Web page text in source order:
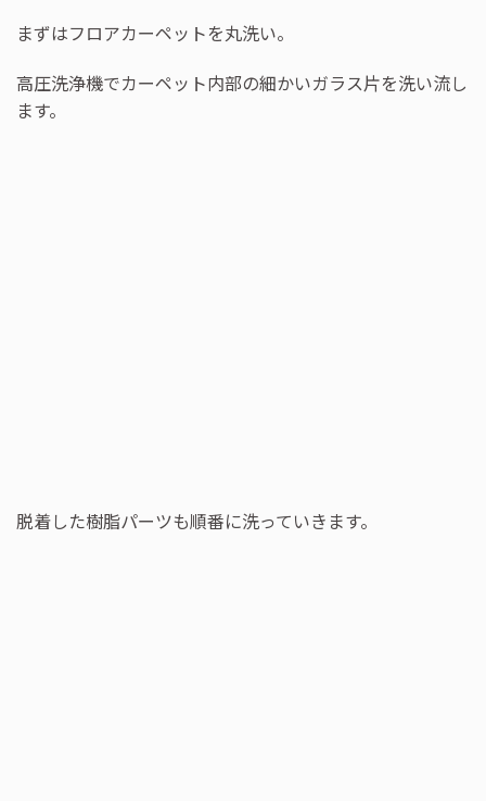
まずはフロアカーペットを丸洗い。
高圧洗浄機でカーペット内部の細かいガラス片を洗い流し
ます。
脱着した樹脂パーツも順番に洗っていきます。